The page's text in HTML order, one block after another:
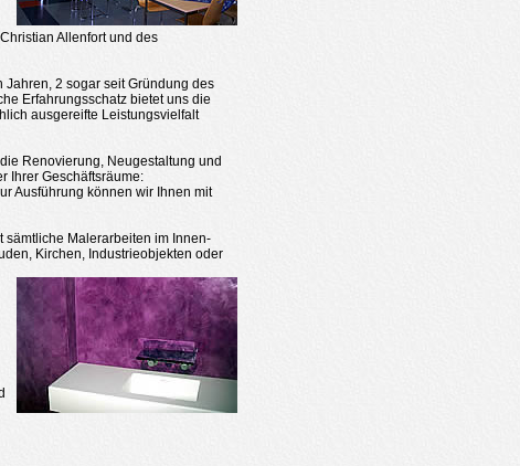
Allenfort und des
2 sogar seit Gründung des
Erfahrungsschatz bietet uns die
ausgereifte Leistungsvielfalt
Renovierung, Neugestaltung und
Ihrer Geschäftsräume:
Ausführung können wir Ihnen mit
sämtliche Malerarbeiten im Innen-
Kirchen, Industrieobjekten oder